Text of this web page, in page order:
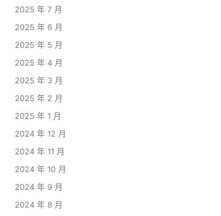
2025 年 7 月
2025 年 6 月
2025 年 5 月
2025 年 4 月
2025 年 3 月
2025 年 2 月
2025 年 1 月
2024 年 12 月
2024 年 11 月
2024 年 10 月
2024 年 9 月
2024 年 8 月